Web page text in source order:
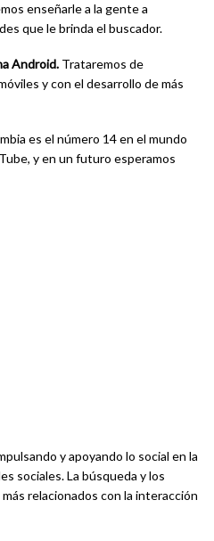
enseñarle a la gente a
que le brinda el buscador.
Android. Trataremos de
y con el desarrollo de más
es el número 14 en el mundo
y en un futuro esperamos
y apoyando lo social en la
sociales. La búsqueda y los
relacionados con la interacción